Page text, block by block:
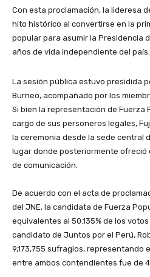
​Con esta proclamación, la lideresa
hito histórico al convertirse en la
popular para asumir la Presidencia
años de vida independiente del país.
​La sesión pública estuvo presidida
Burneo, acompañado por los
Si bien la representación de Fuerza
cargo de sus personeros legales,
la ceremonia desde la sede central
lugar donde posteriormente ofreció
de comunicación.
​De acuerdo con el acta de
del JNE, la candidata de Fuerza
equivalentes al 50.135% de los
candidato de Juntos por el Perú,
9,173,755 sufragios, representando
entre ambos contendientes fue de